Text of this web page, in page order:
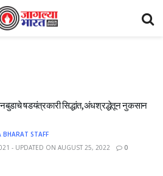
षडयंत्रकारी सिद्धांत,अंधश्रद्धेतून नुकसान
BHARAT STAFF
- UPDATED ON AUGUST 25, 2022
0